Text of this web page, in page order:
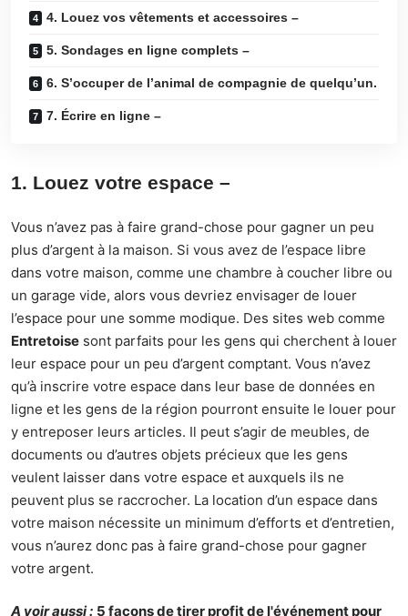
4. Louez vos vêtements et accessoires –
5. Sondages en ligne complets –
6. S’occuper de l’animal de compagnie de quelqu’un.
7. Écrire en ligne –
1. Louez votre espace –
Vous n’avez pas à faire grand-chose pour gagner un peu
plus d’argent à la maison. Si vous avez de l’espace libre
dans votre maison, comme une chambre à coucher libre ou
un garage vide, alors vous devriez envisager de louer
l’espace pour une somme modique. Des sites web comme
Entretoise sont parfaits pour les gens qui cherchent à louer
leur espace pour un peu d’argent comptant. Vous n’avez
qu’à inscrire votre espace dans leur base de données en
ligne et les gens de la région pourront ensuite le louer pour
y entreposer leurs articles. Il peut s’agir de meubles, de
documents ou d’autres objets précieux que les gens
veulent laisser dans votre espace et auxquels ils ne
peuvent plus se raccrocher. La location d’un espace dans
votre maison nécessite un minimum d’efforts et d’entretien,
vous n’aurez donc pas à faire grand-chose pour gagner
votre argent.
A voir aussi : 5 façons de tirer profit de l'événement pour